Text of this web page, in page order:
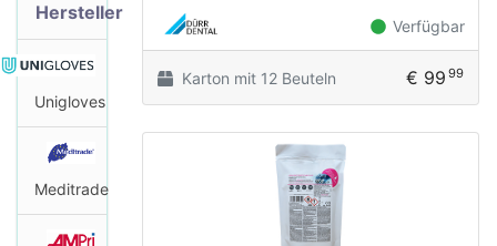
Hersteller
Unigloves
Meditrade
Verfügbar
Karton mit 12 Beuteln € 99 99